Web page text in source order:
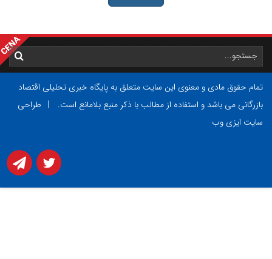
تمام حقوق مادی و معنوی این سایت متعلق به پایگاه خبری تحلیلی اقتصاد
بازرگانی می باشد و استفاده از مطالب با ذکر منبع بلامانع است.
| طراحی
سایت ایزی وب